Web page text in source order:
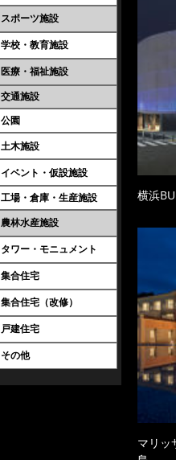
スポーツ施設
学校・教育施設
医療・福祉施設
交通施設
公園
土木施設
イベント・仮設施設
工場・倉庫・生産施設
農林水産施設
タワー・モニュメント
集合住宅
集合住宅（改修）
戸建住宅
その他
横浜
マリ